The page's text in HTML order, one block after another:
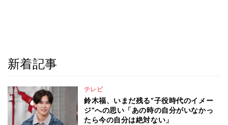
新着記事
テレビ
鈴木福、いまだ残る“子役時代のイメー
ジ”への思い「あの時の自分がいなかっ
たら今の自分は絶対ない」